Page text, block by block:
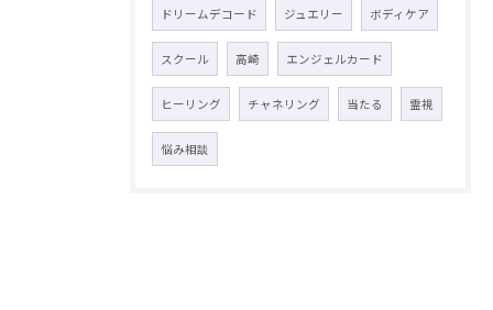
ドリームデコード ジュエリー ボディケア
スクール 高崎 エンジェルカード
ヒーリング チャネリング 当たる 霊視
悩み相談